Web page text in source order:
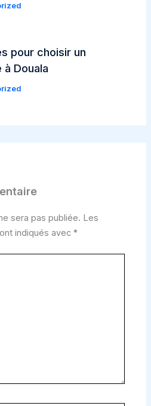
pour choisir un
Douala
sera pas publiée. Les
indiqués avec*